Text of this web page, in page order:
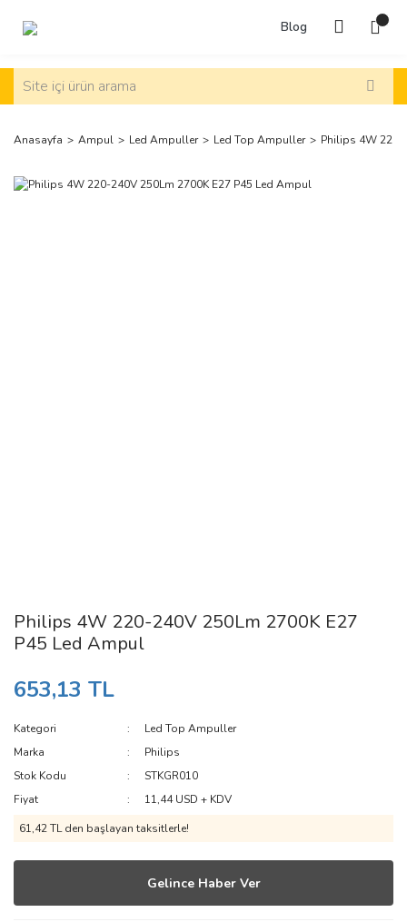
Blog
Anasayfa Ampul Led Ampuller Led Top Ampuller Philips 4W 220-
Philips 4W 220-240V 250Lm 2700K E27
P45 Led Ampul
653,13 TL
Kategori
Led Top Ampuller
Marka
Philips
Stok Kodu
STKGR010
Fiyat
11,44 USD + KDV
61,42 TL den başlayan taksitlerle!
Gelince Haber Ver